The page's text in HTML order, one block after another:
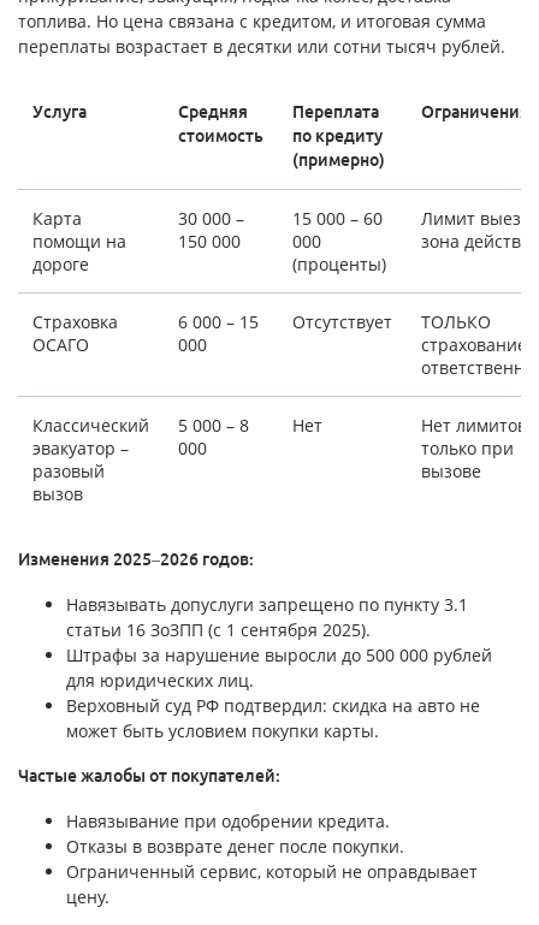
топлива. Но цена связана с кредитом, и итоговая сумма
переплаты возрастает в десятки или сотни тысяч рублей.
Услуга
Средняя
стоимость
Переплата
по кредиту
(примерно)
Ограничения
Карта
помощи на
дороге
30 000 –
150 000
15 000 – 60
000
(проценты)
Лимит
зона
Страховка
ОСАГО
6 000 – 15
000
Отсутствует
ТОЛЬКО
страхование
Классический
эвакуатор –
разовый
вызов
5 000 – 8
000
Нет
Нет лимитов,
только при
вызове
Изменения 2025–2026 годов:
Навязывать допуслуги запрещено по пункту 3.1
статьи 16 ЗоЗПП (с 1 сентября 2025).
Штрафы за нарушение выросли до 500 000 рублей
для юридических лиц.
Верховный суд РФ подтвердил: скидка на авто не
может быть условием покупки карты.
Частые жалобы от покупателей:
Навязывание при одобрении кредита.
Отказы в возврате денег после покупки.
Ограниченный сервис, который не оправдывает
цену.